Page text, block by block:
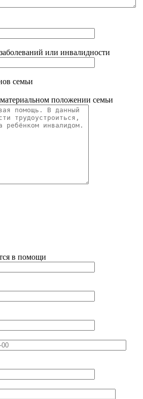
или инвалидности
семьи
положении семьи
в помощи